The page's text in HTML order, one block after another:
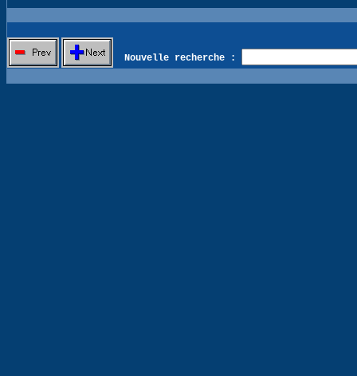
Nouvelle recherche :